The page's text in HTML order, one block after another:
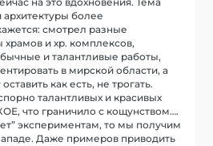
на это вдохновения. Тема
более
смотрел разные
и хр. комплексов,
и талантливые работы,
в мирской области, а
как есть, не трогать.
талантливых и красивых
что граничило с кощунством….
экспериментам, то мы получим
Даже примеров приводить